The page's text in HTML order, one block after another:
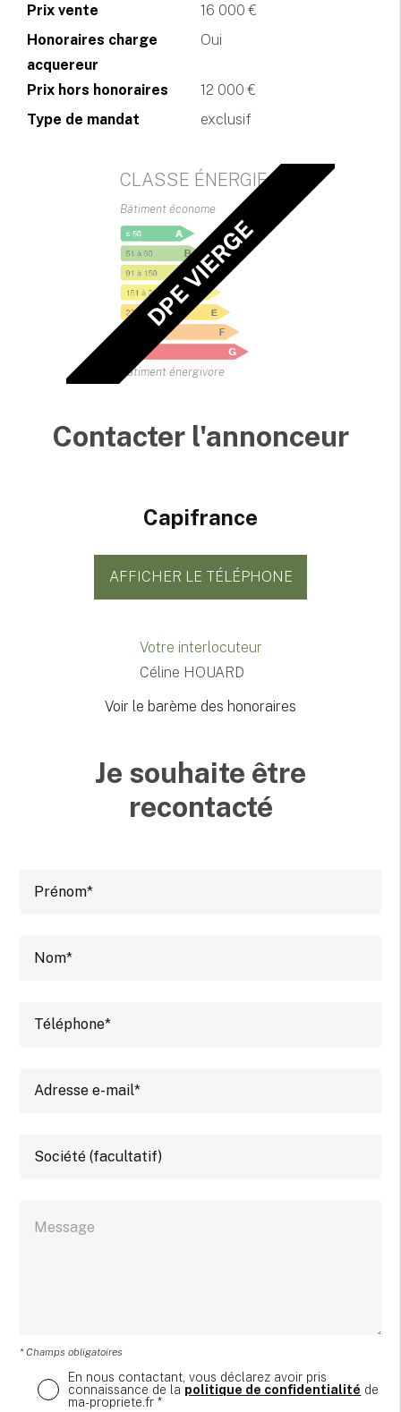
Prix vente
16 000 €
Honoraires charge
acquereur
Oui
Prix hors honoraires
12 000 €
Type de mandat
exclusif
CLASSE ÉNERGIE
Bâtiment économe
Bâtiment énergivore
DPE VIERGE
Contacter l'annonceur
Capifrance
AFFICHER LE TÉLÉPHONE
Votre interlocuteur
Céline HOUARD
Voir le barème des honoraires
Je souhaite être
recontacté
* Champs obligatoires
En nous contactant, vous déclarez avoir pris
connaissance de la politique de confidentialité de
ma-propriete.fr *